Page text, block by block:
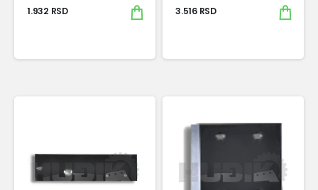
1.932 RSD 3.516 RSD